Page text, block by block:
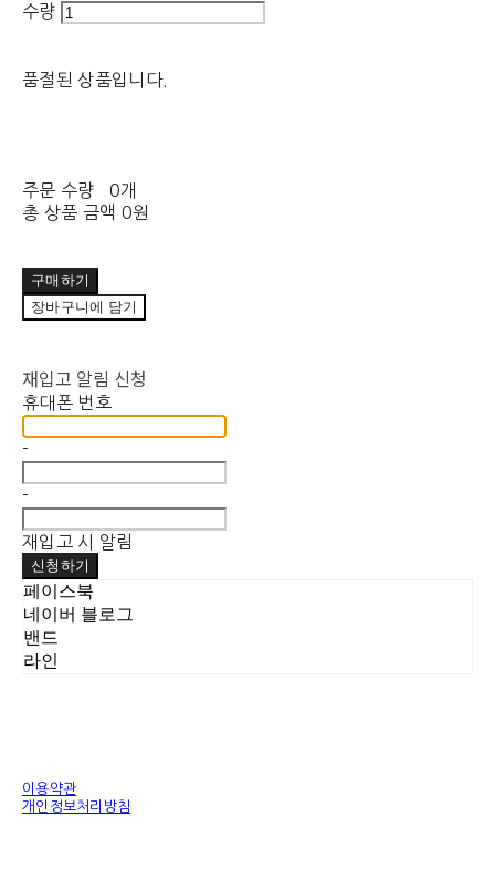
수량
품절된 상품입니다.
주문 수량
0개
총 상품 금액 0원
구매하기
장바구니에 담기
재입고 알림 신청
휴대폰 번호
-
-
재입고 시 알림
신청하기
페이스북
네이버 블로그
밴드
라인
이용약관
개인정보처리방침